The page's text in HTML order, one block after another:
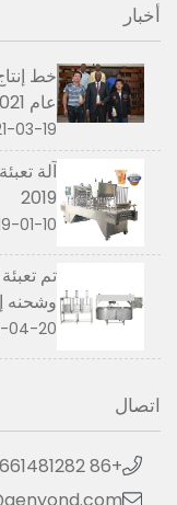
أخبار
خط
عام 2021
03-19
آلة
2019
01-10
وشحنه
2019
04-20
اتصال
+86 13661481282